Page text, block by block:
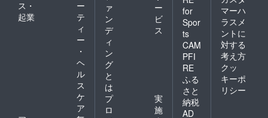
ス・
起業
ー
テ
ィ
ー
・
ヘ
ル
ス
ケ
ア
ァ
ン
デ
ィ
ン
グ
と
は
ー
ビ
ス
プ
ロ
実
施
for
Spor
ts
CAM
PFI
RE
ふる
さと
納税
AD
マーハ
ラスメ
ントに
対する
考え方
クッ
キーポ
リシー